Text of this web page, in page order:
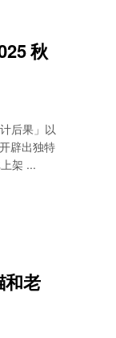
秋
后果」以
辟出独特
架 ...
和老